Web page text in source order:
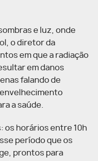
e luz, onde
o diretor da
em que a radiação
em danos
falando de
a saúde.
os horários entre 10h
período que os
prontos para